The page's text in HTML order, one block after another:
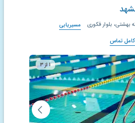
بلوار فکوری مسیریابی
کامل تماس
۱ از ۳